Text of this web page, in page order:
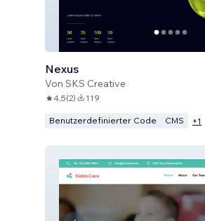
Nexus
Von SKS Creative
4,5(2) 119
Benutzerdefinierter Code CMS +1